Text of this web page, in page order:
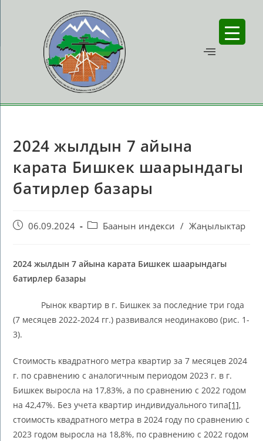
2024 жылдын 7 айына
карата Бишкек шаарындагы
батирлер базары
06.09.2024 Баанын индекси / Жаңылыктар
2024 жылдын 7 айына карата Бишкек шаарындагы
батирлер базары
Рынок квартир в г. Бишкек за последние три года
(7 месяцев 2022-2024 гг.) развивался неодинаково (рис. 1-
3).
Стоимость квадратного метра квартир за 7 месяцев 2024
г. по сравнению с аналогичным периодом 2023 г. в г.
Бишкек выросла на 17,83%, а по сравнению с 2022 годом
на 42,47%. Без учета квартир индивидуального типа[1],
стоимость квадратного метра в 2024 году по сравнению с
2023 годом выросла на 18,8%, по сравнению с 2022 годом